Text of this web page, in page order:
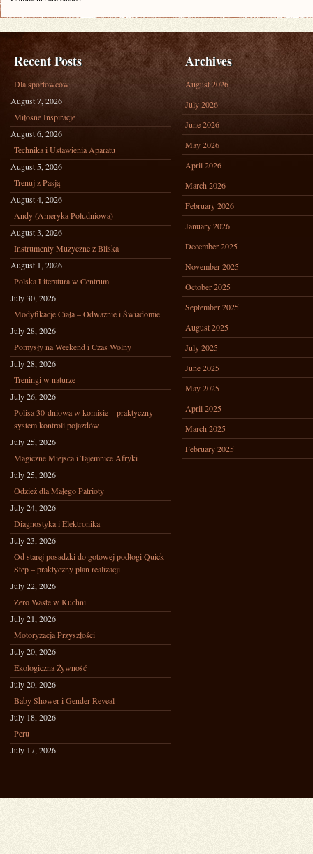
Recent Posts
Dla sportowców
August 7, 2026
Miłosne Inspiracje
August 6, 2026
Technika i Ustawienia Aparatu
August 5, 2026
Trenuj z Pasją
August 4, 2026
Andy (Ameryka Południowa)
August 3, 2026
Instrumenty Muzyczne z Bliska
August 1, 2026
Polska Literatura w Centrum
July 30, 2026
Modyfikacje Ciała – Odważnie i Świadomie
July 28, 2026
Pomysły na Weekend i Czas Wolny
July 28, 2026
Treningi w naturze
July 26, 2026
Polisa 30-dniowa w komisie – praktyczny
system kontroli pojazdów
July 25, 2026
Magiczne Miejsca i Tajemnice Afryki
July 25, 2026
Odzież dla Małego Patrioty
July 24, 2026
Diagnostyka i Elektronika
July 23, 2026
Od starej posadzki do gotowej podłogi Quick-
Step – praktyczny plan realizacji
July 22, 2026
Zero Waste w Kuchni
July 21, 2026
Motoryzacja Przyszłości
July 20, 2026
Ekologiczna Żywność
July 20, 2026
Baby Shower i Gender Reveal
July 18, 2026
Peru
July 17, 2026
Archives
August 2026
July 2026
June 2026
May 2026
April 2026
March 2026
February 2026
January 2026
December 2025
November 2025
October 2025
September 2025
August 2025
July 2025
June 2025
May 2025
April 2025
March 2025
February 2025